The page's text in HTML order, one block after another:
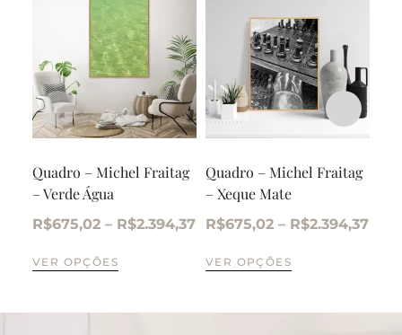
Quadro – Michel Fraitag
– Verde Água
R$675,02 – R$2.394,37
VER OPÇÕES
Quadro – Michel Fraitag
– Xeque Mate
R$675,02 – R$2.394,37
VER OPÇÕES